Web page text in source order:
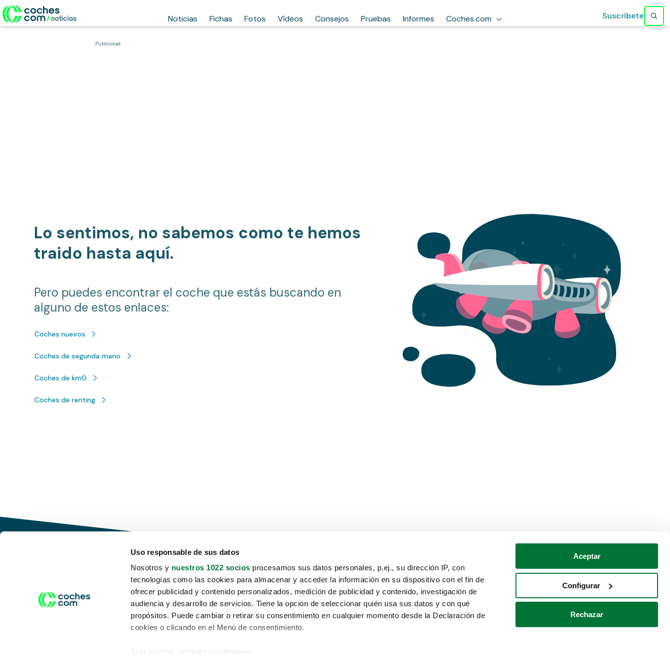
Uso responsable de sus datos
Nosotros y nuestros 1022 socios procesamos sus datos personales, p.ej., su dirección IP, con
tecnologías como las cookies para almacenar y acceder la información en su dispositivo con el fin de
ofrecer publicidad y contenido personalizados, medición de publicidad y contenido, investigación de
audiencia y desarrollo de servicios. Tiene la opción de seleccionar quién usa sus datos y con qué
propósitos. Puede cambiar o retirar su consentimiento en cualquier momento desde la Declaración de
cookies o clicando en el Menú de consentimiento.
Si lo permite, también quisiéramos:
Aceptar
Configurar
Rechazar
Noticias Fichas Fotos Vídeos Consejos Pruebas Informes Coches.com Suscríbete
Publicidad
Lo sentimos, no sabemos como te hemos
traido hasta aquí.
Pero puedes encontrar el coche que estás buscando en
alguno de estos enlaces:
Coches nuevos
Coches de segunda mano
Coches de km0
Coches de renting
Conduce tu futuro,
desata tu movilidad